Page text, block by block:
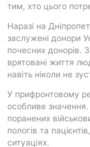
тим, хто цього
Наразі на
заслужені донори
почесних донорів.
врятовані життя
навіть ніколи не
У прифронтовому
особливе
поранених
пологів та
ситуаціях.